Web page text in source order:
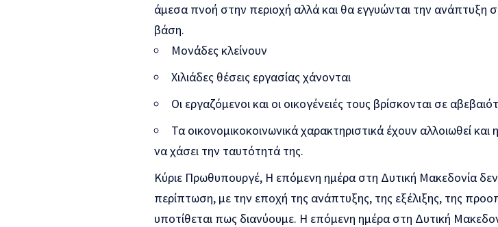
άμεσα πνοή στην περιοχή αλλά και θα εγγυώνται την ανάπτυξη
βάση.
Μονάδες κλείνουν
Χιλιάδες θέσεις εργασίας χάνονται
Οι εργαζόμενοι και οι οικογένειές τους βρίσκονται σε
Τα οικονομικοκοινωνικά χαρακτηριστικά έχουν αλλοιωθεί και
να χάσει την ταυτότητά της.
Κύριε Πρωθυπουργέ, Η επόμενη ημέρα στη Δυτική Μακεδονία
περίπτωση, με την εποχή της ανάπτυξης, της εξέλιξης, της
υποτίθεται πως διανύουμε. Η επόμενη ημέρα στη Δυτική